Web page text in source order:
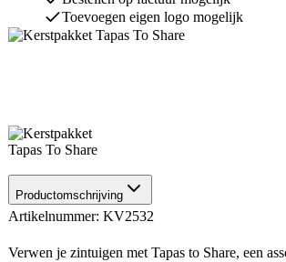
Toevoegen eigen logo mogelijk
Productomschrijving
Artikelnummer: KV2532
Verwen je zintuigen met Tapas to Share, een